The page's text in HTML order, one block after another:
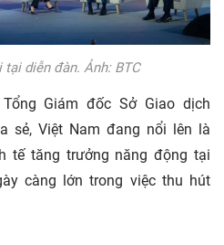
diễn đàn. Ảnh: BTC
Giám đốc Sở Giao dịch
sẻ, Việt Nam đang nổi lên là
tế tăng trưởng năng động tại
càng lớn trong việc thu hút